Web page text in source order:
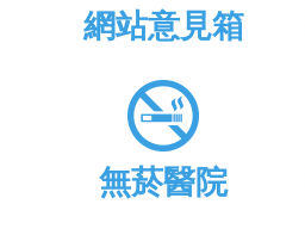
網站意見箱
無菸醫院